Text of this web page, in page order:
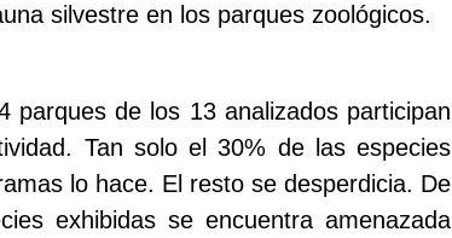
silvestre en los parques zoológicos.
parques de los 13 analizados participan
Tan solo el 30% de las especies
lo hace. El resto se desperdicia. De
exhibidas se encuentra amenazada